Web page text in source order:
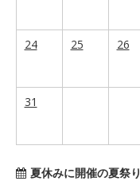
24 25 26
31
夏休みに開催の夏祭